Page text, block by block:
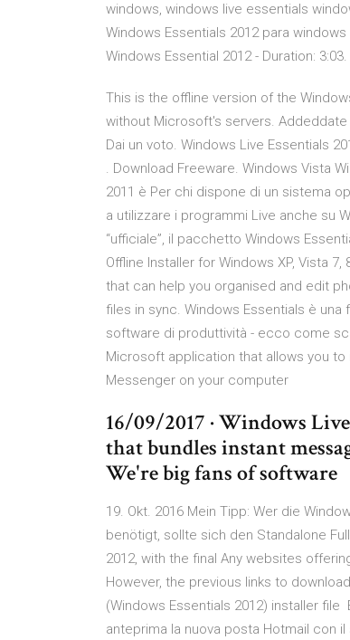
windows, windows live essentials
Windows Essentials 2012 para
Windows Essential 2012 - Duration:
This is the offline version of the
without Microsoft's servers. Addeddate
Dai un voto. Windows Live Essentials
. Download Freeware. Windows Vista
2011 è Per chi dispone di un sistema
a utilizzare i programmi Live anche su
“ufficiale”, il pacchetto Windows
Offline Installer for Windows XP, Vista
that can help you organised and edit
files in sync. Windows Essentials è
software di produttività - ecco come
Microsoft application that allows you to
Messenger on your computer
16/09/2017 · Windows
that bundles instant
We're big fans of software
19. Okt. 2016 Mein Tipp: Wer die
benötigt, sollte sich den Standalone
2012, with the final Any websites
However, the previous links to
(Windows Essentials 2012) installer
anteprima la nuova posta Hotmail con